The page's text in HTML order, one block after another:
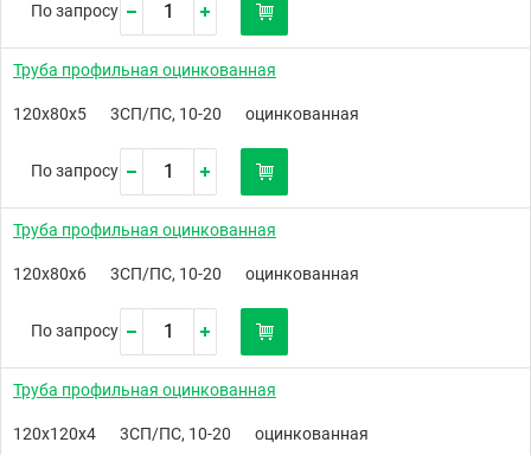
По запросу
Труба профильная оцинкованная
120х80х5 3СП/ПС, 10-20 оцинкованная
По запросу
Труба профильная оцинкованная
120х80х6 3СП/ПС, 10-20 оцинкованная
По запросу
Труба профильная оцинкованная
120х120х4 3СП/ПС, 10-20 оцинкованная